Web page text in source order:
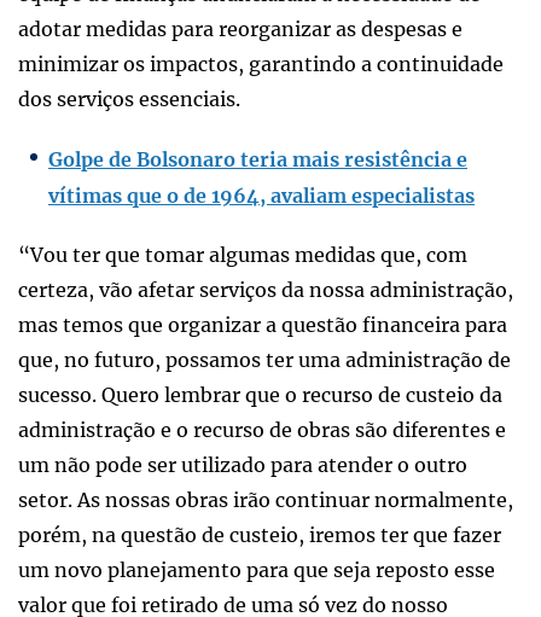
adotar medidas para reorganizar as despesas e
minimizar os impactos, garantindo a continuidade
dos serviços essenciais.
Golpe de Bolsonaro teria mais resistência e
vítimas que o de 1964, avaliam especialistas
“Vou ter que tomar algumas medidas que, com
certeza, vão afetar serviços da nossa administração,
mas temos que organizar a questão financeira para
que, no futuro, possamos ter uma administração de
sucesso. Quero lembrar que o recurso de custeio da
administração e o recurso de obras são diferentes e
um não pode ser utilizado para atender o outro
setor. As nossas obras irão continuar normalmente,
porém, na questão de custeio, iremos ter que fazer
um novo planejamento para que seja reposto esse
valor que foi retirado de uma só vez do nosso